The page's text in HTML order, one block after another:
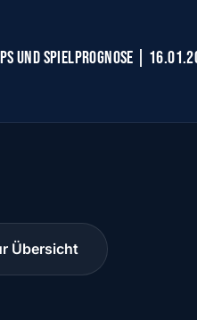
UND SPIELPROGNOSE |
Übersicht